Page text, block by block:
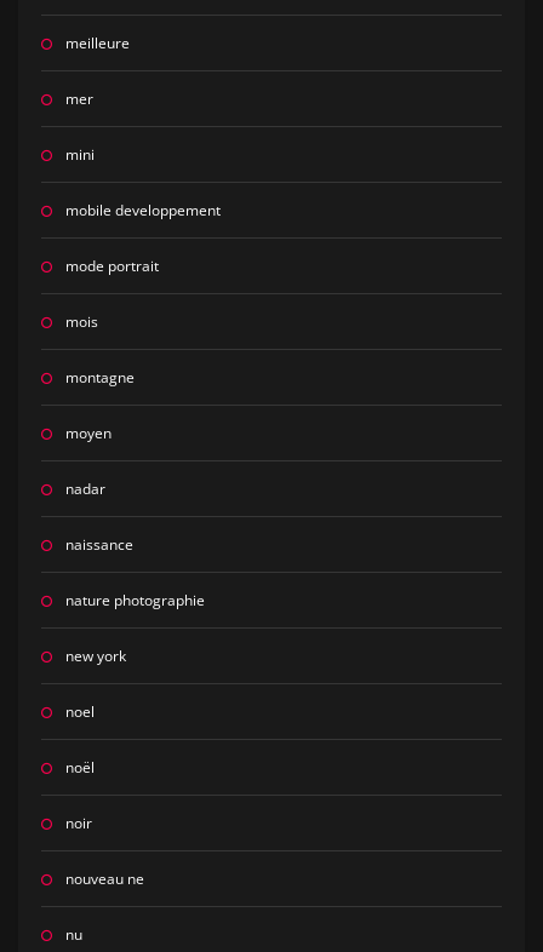
meilleure
mer
mini
mobile developpement
mode portrait
mois
montagne
moyen
nadar
naissance
nature photographie
new york
noel
noël
noir
nouveau ne
nu